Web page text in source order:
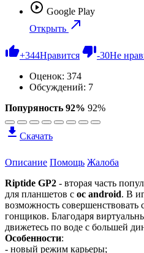
Google Play
Открыть
+344Нравится -30Не
Оценок: 374
Обсуждений: 7
Попуряность 92% 92%
Скачать
Описание Помощь Жалоба
Riptide GP2 - вторая часть
для планшетов с ос android. В
возможность
гонщиков. Благодаря
движетесь по воде с большей
Особенности:
- новый режим карьеры;